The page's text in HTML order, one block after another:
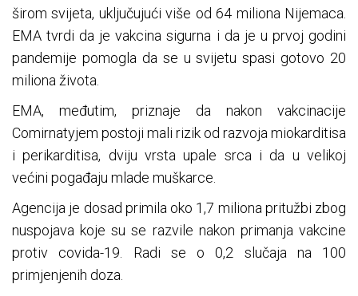
širom svijeta, uključujući više od 64 miliona Nijemaca.
EMA tvrdi da je vakcina sigurna i da je u prvoj godini
pandemije pomogla da se u svijetu spasi gotovo 20
miliona života.
EMA, međutim, priznaje da nakon vakcinacije
Comirnatyjem postoji mali rizik od razvoja miokarditisa
i perikarditisa, dviju vrsta upale srca i da u velikoj
većini pogađaju mlade muškarce.
Agencija je dosad primila oko 1,7 miliona pritužbi zbog
nuspojava koje su se razvile nakon primanja vakcine
protiv covida-19. Radi se o 0,2 slučaja na 100
primjenjenih doza.